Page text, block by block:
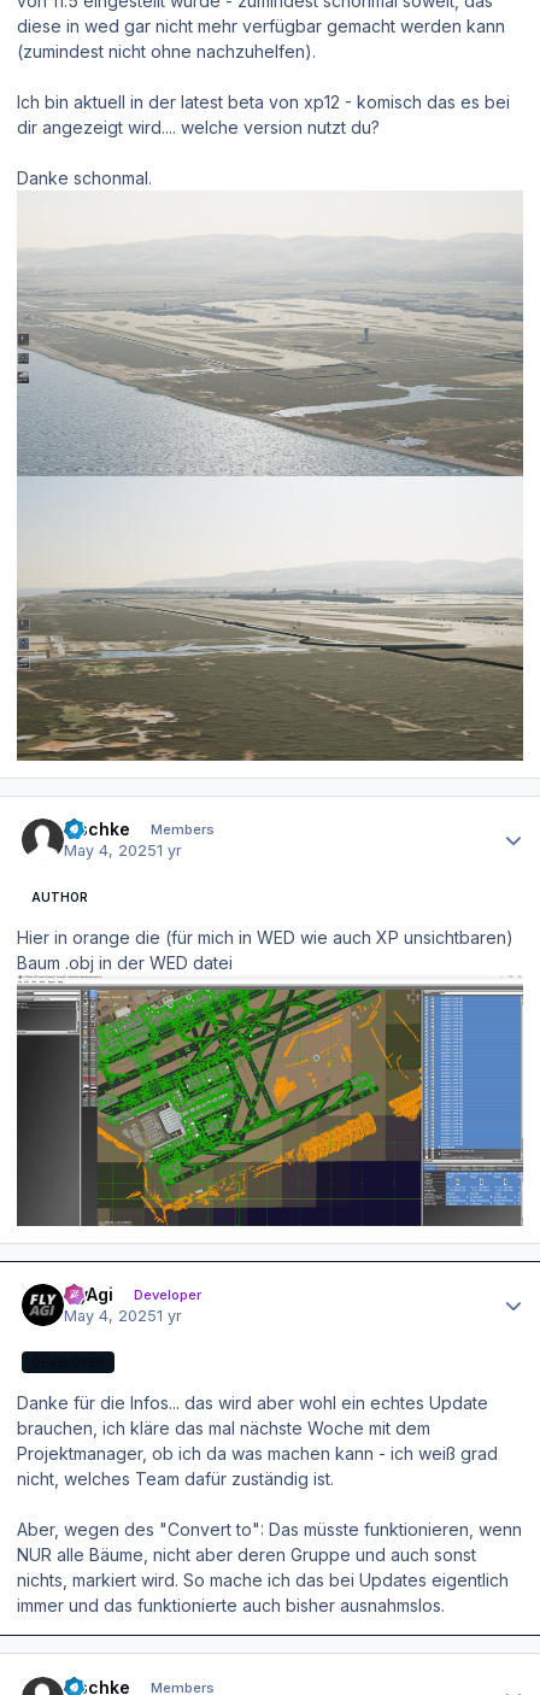
diese in wed gar nicht mehr verfügbar gemacht werden kann
(zumindest nicht ohne nachzuhelfen).
Ich bin aktuell in der latest beta von xp12 - komisch das es bei
dir angezeigt wird.... welche version nutzt du?
Danke schonmal.
zischke Members
May 4, 20251 yr
AUTHOR
Hier in orange die (für mich in WED wie auch XP unsichtbaren)
Baum .obj in der WED datei
FlyAgi Developer
May 4, 20251 yr
Danke für die Infos... das wird aber wohl ein echtes Update
brauchen, ich kläre das mal nächste Woche mit dem
Projektmanager, ob ich da was machen kann - ich weiß grad
nicht, welches Team dafür zuständig ist.
Aber, wegen des "Convert to": Das müsste funktionieren, wenn
NUR alle Bäume, nicht aber deren Gruppe und auch sonst
nichts, markiert wird. So mache ich das bei Updates eigentlich
immer und das funktionierte auch bisher ausnahmslos.
zischke Members